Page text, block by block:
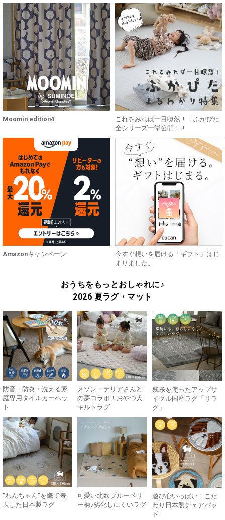
Moomin edition4
これをみれば一目瞭然！！ふかぴた
全シリーズ一挙公開！！
Amazonキャンペーン
今すぐ想いを届ける「ギフト」はじ
まりました。
おうちをもっとおしゃれに♪
2026 夏ラグ・マット
防音・防炎・洗える家
庭専用タイルカーペッ
ト
メゾン・テリアさんと
の夢コラボ！おやつ犬
キルトラグ
残糸を使ったアップサ
イクル国産ラグ「リラ
グ」
”わんちゃん”を織で表
現した日本製ラグ
可愛い北欧ブルーベリ
ー柄♪劣化しにくいラグ
遊び心いっぱい！こだ
わり日本製チェアパッ
ド